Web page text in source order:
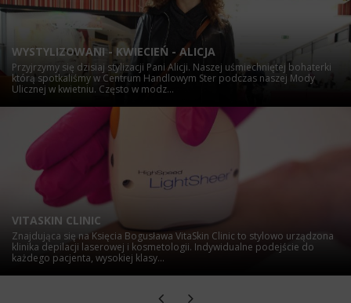
WYSTYLIZOWANI - KWIECIEŃ - ALICJA
Przyjrzymy się dzisiaj stylizacji Pani Alicji. Naszej uśmiechniętej bohaterki
którą spotkaliśmy w Centrum Handlowym Ster podczas naszej Mody
Ulicznej w kwietniu. Często w modz...
VITASKIN CLINIC
Znajdująca się na Księcia Bogusława VitaSkin Clinic to stylowo urządzona
klinika depilacji laserowej i kosmetologii. Indywidualne podejście do
każdego pacjenta, wysokiej klasy...